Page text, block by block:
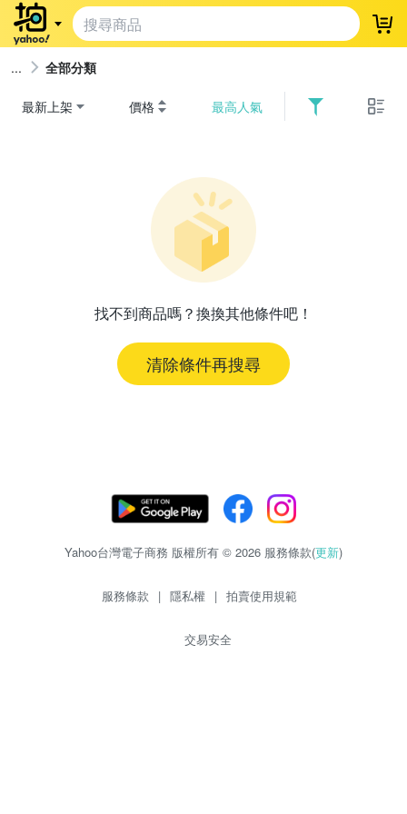
登
全部分類
最新上架 價格 最高人氣
找不到商品嗎？換換其他條件吧！
清除條件再搜尋
Yahoo台灣電子商務 版權所有 © 2026 服務條款(更新)
服務條款 | 隱私權 | 拍賣使用規範
交易安全